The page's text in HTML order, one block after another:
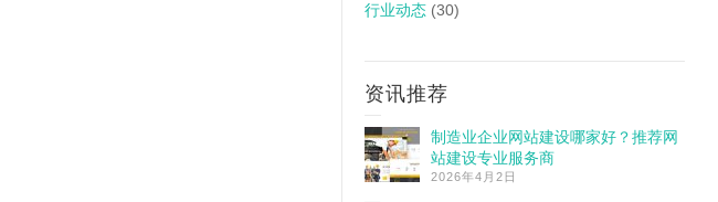
行业动态 (30)
资讯推荐
制造业企业网站建设哪家好？推荐网
站建设专业服务商
2026年4月2日